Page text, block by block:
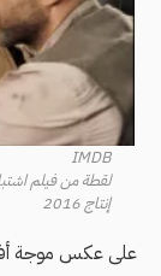
IMDB
لقطة من فيلم
إنتاج 2016